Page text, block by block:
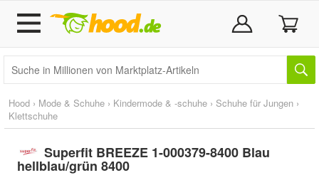
Hood › Mode & Schuhe › Kindermode & -schuhe › Schuhe für Jungen ›
Klettschuhe
Superfit BREEZE 1-000379-8400 Blau
hellblau/grün 8400